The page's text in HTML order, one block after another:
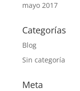
mayo 2017
Categorías
Blog
Sin categoría
Meta